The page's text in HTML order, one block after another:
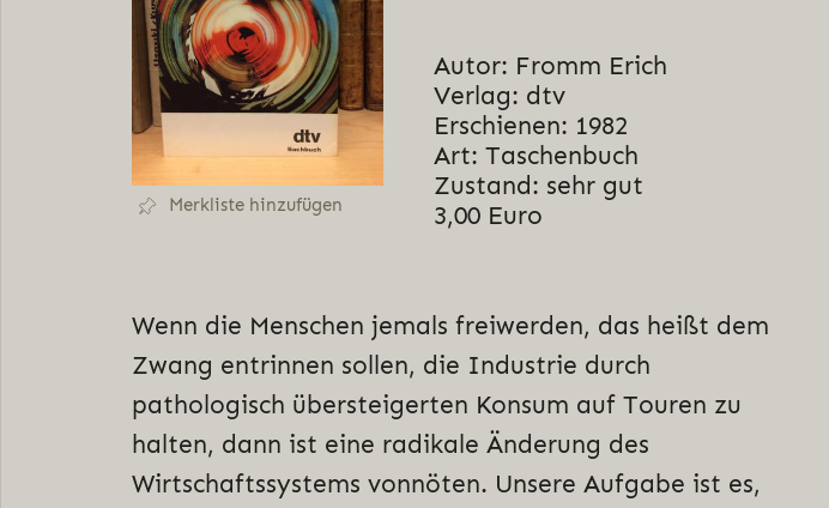
Merkliste hinzufügen
Autor: Fromm Erich
Verlag: dtv
Erschienen: 1982
Art: Taschenbuch
Zustand: sehr gut
3,00 Euro
Wenn die Menschen jemals freiwerden, das heißt dem
Zwang entrinnen sollen, die Industrie durch
pathologisch übersteigerten Konsum auf Touren zu
halten, dann ist eine radikale Änderung des
Wirtschaftssystems vonnöten. Unsere Aufgabe ist es,